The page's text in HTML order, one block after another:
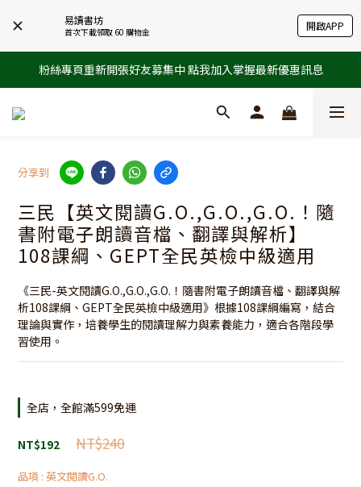
易讀書坊
首次下載領取 60 購物金 開啟APP
粉絲專頁重新開張好友募集中 點我加入掌握最新優惠訊息
分享到
三民【英文閱讀G.O.,G.O.,G.O.！隨
書附電子朗讀音檔、翻譯與解析】
108課綱、GEPT全民英檢中級適用
《三民-英文閱讀G.O.,G.O.,G.O.！隨書附電子朗讀音檔、翻譯與解
析108課綱、GEPT全民英檢中級適用》根據108課綱編寫，結合
理論與實作，培養學生的閱讀理解力與素養能力，適合各階段學
習使用。
全店，全館滿599免運
NT$240
NT$192
品項 : 英文閱讀G.O.